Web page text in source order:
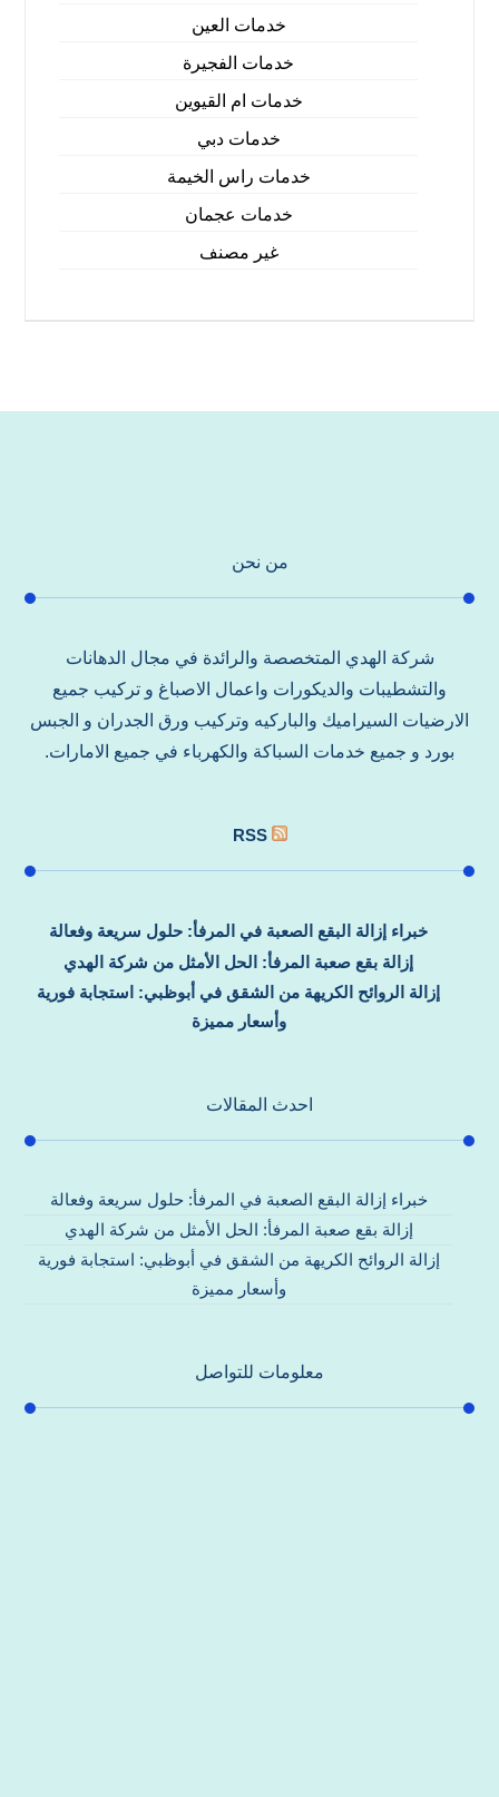
خدمات العين
خدمات الفجيرة
خدمات ام القيوين
خدمات دبي
خدمات راس الخيمة
خدمات عجمان
غير مصنف
من نحن
شركة الهدي المتخصصة والرائدة في مجال الدهانات
والتشطيبات والديكورات واعمال الاصباغ و تركيب جميع
الارضيات السيراميك والباركيه وتركيب ورق الجدران و الجبس
بورد و جميع خدمات السباكة والكهرباء في جميع الامارات.
RSS
خبراء إزالة البقع الصعبة في المرفأ: حلول سريعة وفعالة
إزالة بقع صعبة المرفأ: الحل الأمثل من شركة الهدي
إزالة الروائح الكريهة من الشقق في أبوظبي: استجابة فورية
وأسعار مميزة
احدث المقالات
خبراء إزالة البقع الصعبة في المرفأ: حلول سريعة وفعالة
إزالة بقع صعبة المرفأ: الحل الأمثل من شركة الهدي
إزالة الروائح الكريهة من الشقق في أبوظبي: استجابة فورية
وأسعار مميزة
معلومات للتواصل